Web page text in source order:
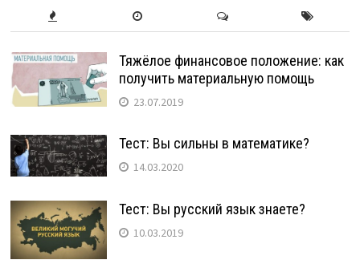
Тяжёлое финансовое положение: как
получить материальную помощь
23.07.2019
Тест: Вы сильны в математике?
14.03.2020
Тест: Вы русский язык знаете?
10.03.2019